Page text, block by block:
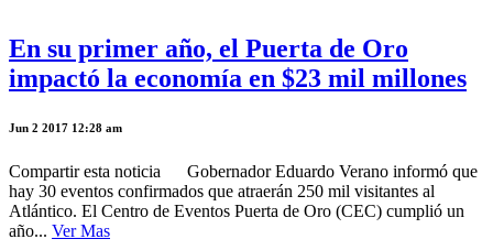
En su primer año, el Puerta de Oro
impactó la economía en $23 mil millones
Jun 2 2017 12:28 am
Compartir esta noticia Gobernador Eduardo Verano informó que
hay 30 eventos confirmados que atraerán 250 mil visitantes al
Atlántico. El Centro de Eventos Puerta de Oro (CEC) cumplió un
año... Ver Mas